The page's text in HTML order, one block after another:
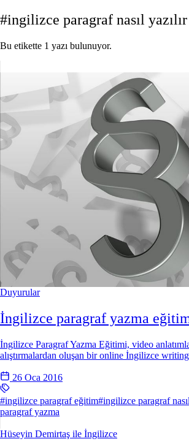
#ingilizce paragraf nasıl yazılır
Bu etikette 1 yazı bulunuyor.
Duyurular
İngilizce paragraf yazma
İngilizce Paragraf Yazma Eğitimi, video
alıştırmalardan oluşan bir online İngilizce
26 Oca 2016
#ingilizce paragraf eğitim#ingilizce paragraf
paragraf yazma
Hüseyin Demirtaş ile İngilizce